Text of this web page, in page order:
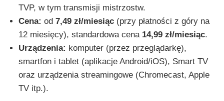
TVP, w tym transmisji mistrzostw.
Cena: od 7,49 zł/miesiąc(przy płatności z góry na
12 miesięcy), standardowa cena 14,99 zł/miesiąc.
Urządzenia: komputer (przez przeglądarkę),
smartfon i tablet (aplikacje Android/iOS), Smart TV
oraz urządzenia streamingowe (Chromecast, Apple
TV itp.).